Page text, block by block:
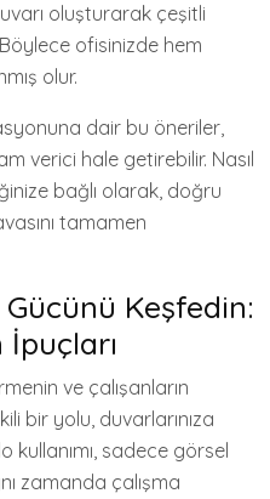
oluşturarak çeşitli
ofisinizde hem
olur.
dair bu öneriler,
verici hale getirebilir. Nasıl
bağlı olarak, doğru
tamamen
Keşfedin:
İpuçları
ve çalışanların
bir yolu, duvarlarınıza
kullanımı, sadece görsel
zamanda çalışma